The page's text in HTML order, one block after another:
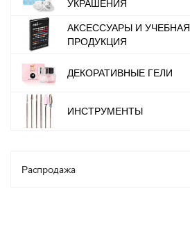
УКРАШЕНИЯ
АКСЕССУАРЫ И УЧЕБНАЯ
ПРОДУКЦИЯ
ДЕКОРАТИВНЫЕ ГЕЛИ
ИНСТРУМЕНТЫ
Распродажа